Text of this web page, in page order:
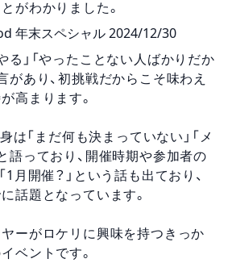
がわかりました。
年末スペシャル 2024/12/30
る」「やったことない人ばかりだか
があり、初挑戦だからこそ味わえ
高まります。
は「まだ何も決まっていない」「メ
語っており、開催時期や参加者の
1月開催？」という話も出ており、
話題となっています。
ーがロケリに興味を持つきっか
ベントです。